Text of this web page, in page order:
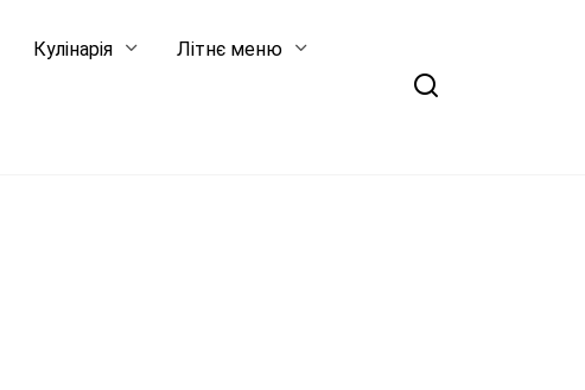
Кулінарія Літнє меню